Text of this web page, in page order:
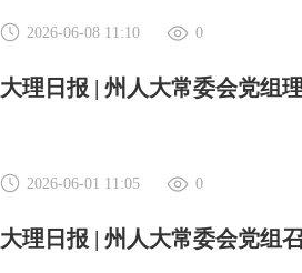
2026-06-08 11:10 0
2026-06-01 11:05 0
大理日报 | 州人大常委会党组